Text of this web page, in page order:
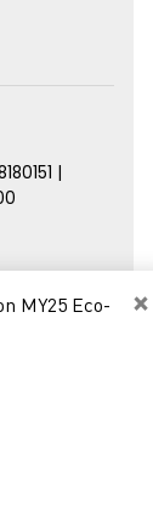
×
MY25 Eco-
|